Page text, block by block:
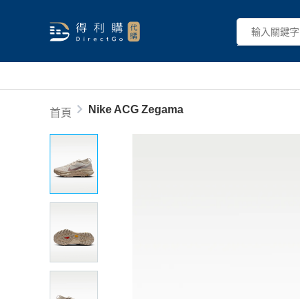
首頁 Nike ACG Zegama